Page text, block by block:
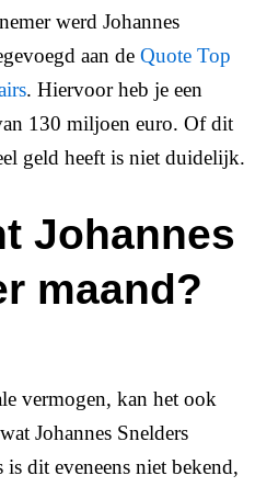
werd Johannes
aan de Quote Top
. Hiervoor heb je een
130 miljoen euro. Of dit
geld heeft is niet duidelijk.
Johannes
maand?
vermogen, kan het ook
Johannes Snelders
dit eveneens niet bekend,